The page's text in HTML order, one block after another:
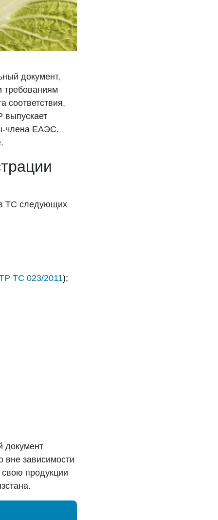
документ,
требованиям
соответствия,
выпускает
члена ЕАЭС.
ТС следующих
ТС 023/2011);
документ
вне зависимости
продукции